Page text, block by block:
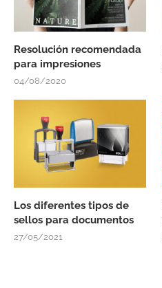
Resolución recomendada
para impresiones
04/08/2020
Los diferentes tipos de
sellos para documentos
27/05/2021